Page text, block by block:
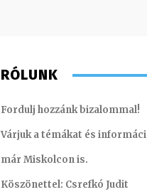
RÓLUNK
Fordulj hozzánk bizalommal!
Várjuk a témákat és
már Miskolcon is.
Köszönettel: Csrefkó Judit